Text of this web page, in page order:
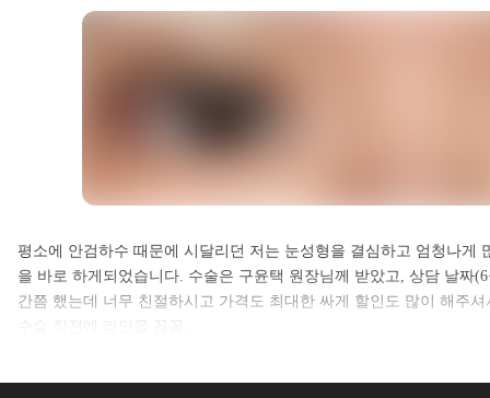
셀카후기 전체 내용은
로그인 후 확인하실 수 있습니다.
평소에 안검하수 때문에 시달리던 저는 눈성형을 결심하고 엄청나게
을 바로 하게되었습니다. 수술은 구윤택 원장님께 받았고, 상담 날짜
간쯤 했는데 너무 친절하시고 가격도 최대한 싸게 할인도 많이 해주
수술 직전에 라인을 꼼꼼…